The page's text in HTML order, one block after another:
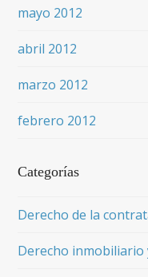
mayo 2012
abril 2012
marzo 2012
febrero 2012
Categorías
Derecho de la
Derecho inmobiliario